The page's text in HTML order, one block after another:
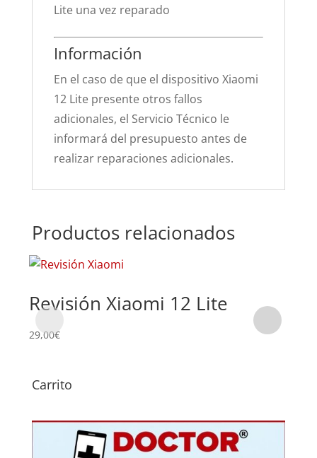
Lite una vez reparado
Información
En el caso de que el dispositivo Xiaomi
12 Lite presente otros fallos
adicionales, el Servicio Técnico le
informará del presupuesto antes de
realizar reparaciones adicionales.
Productos relacionados
Revisión Xiaomi 12 Lite
29,00€
Carrito